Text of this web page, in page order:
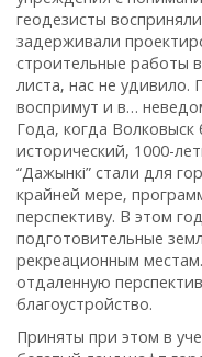
геодезисты
задерживали
строительные работы
листа‚ нас не удивило.
воспримут и в…
Года‚ когда
исторический‚ 1000-
“Дажынкi” стали для
крайней мере‚
перспективу. В этом
подготовительные
рекреационным
отдаленную
благоустройство.
Приняты при этом в